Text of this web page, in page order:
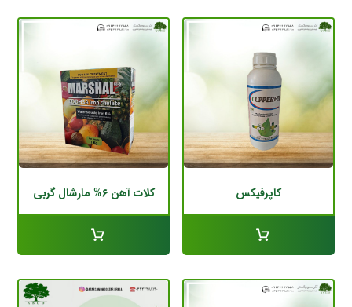
کاپرفیکس کلات آهن ۶% مارشال گربی